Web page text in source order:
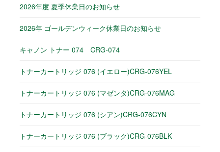
2026年度 夏季休業日のお知らせ
2026年 ゴールデンウィーク休業日のお知らせ
キャノン トナー 074 CRG-074
トナーカートリッジ 076 (イエロー)CRG-076YEL
トナーカートリッジ 076 (マゼンタ)CRG-076MAG
トナーカートリッジ 076 (シアン)CRG-076CYN
トナーカートリッジ 076 (ブラック)CRG-076BLK